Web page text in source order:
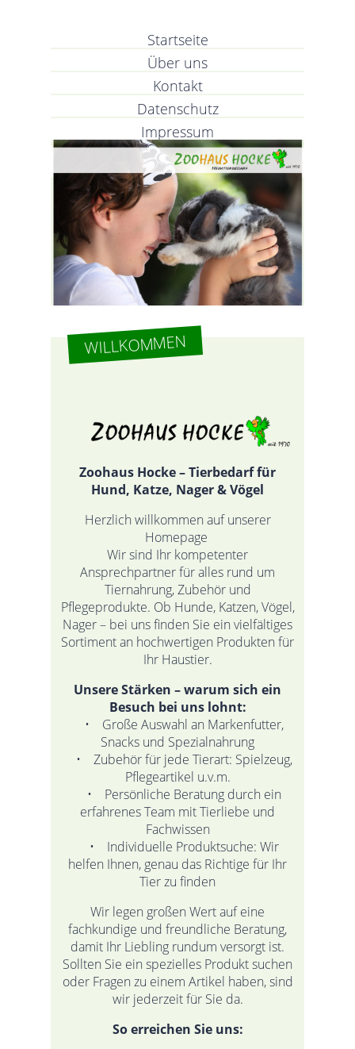
Startseite
Über uns
Kontakt
Datenschutz
Impressum
WILLKOMMEN
Zoohaus Hocke – Tierbedarf für
Hund, Katze, Nager & Vögel
Herzlich willkommen auf unserer
Homepage
Wir sind Ihr kompetenter
Ansprechpartner für alles rund um
Tiernahrung, Zubehör und
Pflegeprodukte. Ob Hunde, Katzen, Vögel,
Nager – bei uns finden Sie ein vielfältiges
Sortiment an hochwertigen Produkten für
Ihr Haustier.
Unsere Stärken – warum sich ein
Besuch bei uns lohnt:
• Große Auswahl an Markenfutter,
Snacks und Spezialnahrung
• Zubehör für jede Tierart: Spielzeug,
Pflegeartikel u.v.m.
• Persönliche Beratung durch ein
erfahrenes Team mit Tierliebe und
Fachwissen
• Individuelle Produktsuche: Wir
helfen Ihnen, genau das Richtige für Ihr
Tier zu finden
Wir legen großen Wert auf eine
fachkundige und freundliche Beratung,
damit Ihr Liebling rundum versorgt ist.
Sollten Sie ein spezielles Produkt suchen
oder Fragen zu einem Artikel haben, sind
wir jederzeit für Sie da.
So erreichen Sie uns: